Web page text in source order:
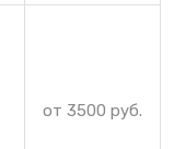
от 3500 руб.